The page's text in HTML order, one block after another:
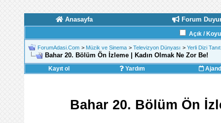
Anasayfa Forum
Açık /
ForumAdasi.Com > Müzik ve Sinema > Televizyon Dünyası > Yerli Dizi
Bahar 20. Bölüm Ön İzleme | Kadın Olmak Ne Zor Be!
Kayıt ol Yardım
Bahar 20. Bölüm Ön